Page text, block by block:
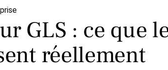
GLS : ce que
réellement